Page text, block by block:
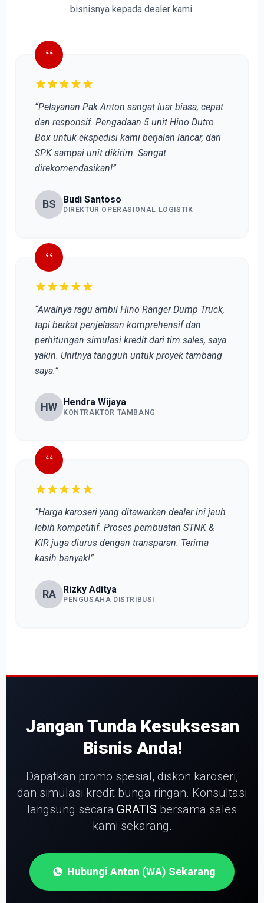
bisnisnya kepada dealer kami.
“
“Pelayanan Pak Anton sangat luar biasa, cepat
dan responsif. Pengadaan 5 unit Hino Dutro
Box untuk ekspedisi kami berjalan lancar, dari
SPK sampai unit dikirim. Sangat
direkomendasikan!”
BS Budi Santoso
DIREKTUR OPERASIONAL LOGISTIK
“
“Awalnya ragu ambil Hino Ranger Dump Truck,
tapi berkat penjelasan komprehensif dan
perhitungan simulasi kredit dari tim sales, saya
yakin. Unitnya tangguh untuk proyek tambang
saya.”
HW Hendra Wijaya
KONTRAKTOR TAMBANG
“
“Harga karoseri yang ditawarkan dealer ini jauh
lebih kompetitif. Proses pembuatan STNK &
KIR juga diurus dengan transparan. Terima
kasih banyak!”
RA Rizky Aditya
PENGUSAHA DISTRIBUSI
Jangan Tunda Kesuksesan
Bisnis Anda!
Dapatkan promo spesial, diskon karoseri,
dan simulasi kredit bunga ringan. Konsultasi
langsung secara GRATIS bersama sales
kami sekarang.
Hubungi Anton (WA) Sekarang